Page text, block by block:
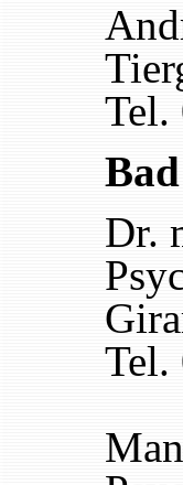
Tel.
Dr.
Tel.